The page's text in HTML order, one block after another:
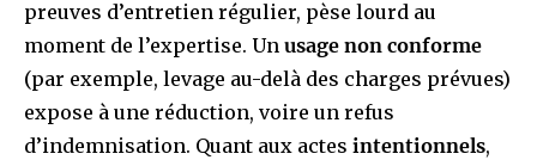
preuves d’entretien régulier, pèse lourd au
moment de l’expertise. Un usage non conforme
(par exemple, levage au-delà des charges prévues)
expose à une réduction, voire un refus
d’indemnisation. Quant aux actes intentionnels,